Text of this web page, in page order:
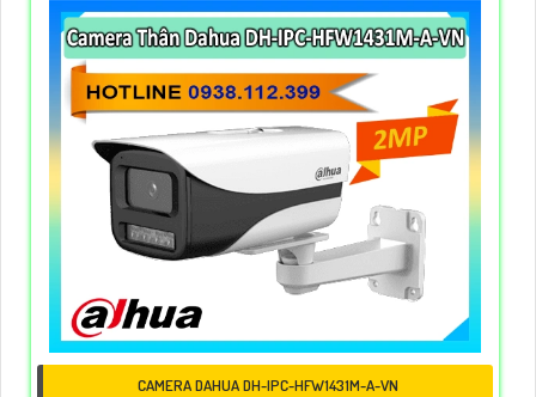
CAMERA DAHUA DH-IPC-HFW1431M-A-VN